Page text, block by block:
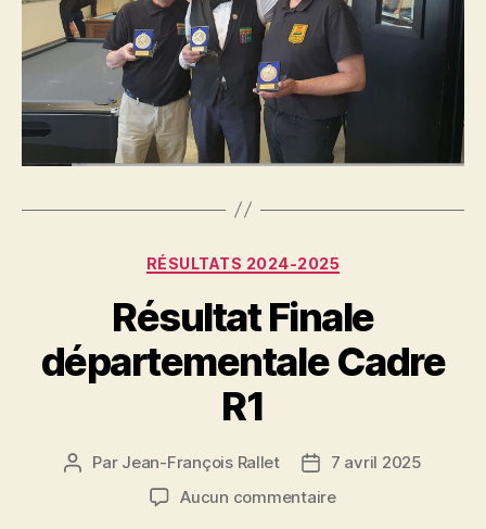
Catégories
RÉSULTATS 2024-2025
Résultat Finale
départementale Cadre
R1
Auteur
Par Jean-François Rallet
Date
de
7 avril 2025
Aucun commentairesur